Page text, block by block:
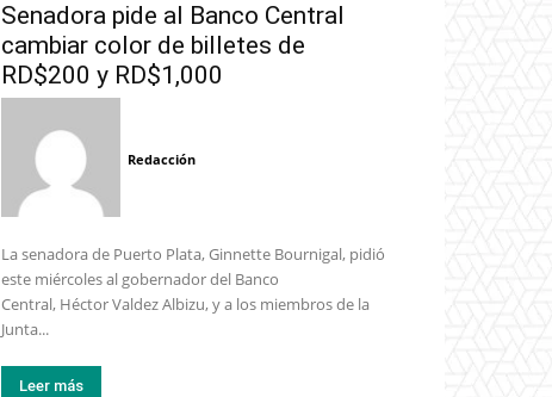
Senadora pide al Banco Central
cambiar color de billetes de
RD$200 y RD$1,000
Redacción
La senadora de Puerto Plata, Ginnette Bournigal, pidió
este miércoles al gobernador del Banco
Central, Héctor Valdez Albizu, y a los miembros de la
Junta...
Leer más